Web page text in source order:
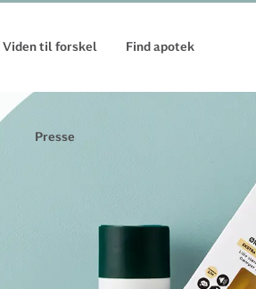
Viden til forskel Find apotek
Presse